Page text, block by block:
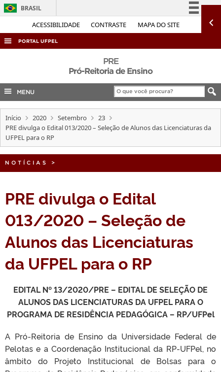
ACESSIBILIDADE CONTRASTE MAPA DO SITE
BRASIL
Simplifique!
Acesso à informação
Legislação
Canais
PORTAL UFPEL
COBALTO
CONCURSOS
EDITAIS
INTERNACIONAL
PRE
Pró-Reitoria de Ensino
MENU
Início 2020 Setembro
23
PRE divulga o Edital 013/2020 – Seleção de Alunos das Licenciaturas da
UFPEL para o RP
NOTÍCIAS >
PRE divulga o Edital
013/2020 – Seleção de
Alunos das Licenciaturas
da UFPEL para o RP
EDITAL Nº 13/2020/PRE – EDITAL DE SELEÇÃO DE
ALUNOS DAS LICENCIATURAS DA UFPEL PARA O
PROGRAMA DE RESIDÊNCIA PEDAGÓGICA – RP/UFPel
A Pró-Reitoria de Ensino da Universidade Federal de
Pelotas e a Coordenação Institucional da RP-UFPel, no
âmbito do Projeto Institucional de Bolsas para o